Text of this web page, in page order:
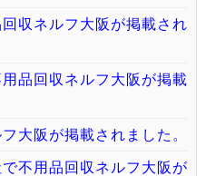
収ネルフ大阪が掲載され
品回収ネルフ大阪が掲載
大阪が掲載されました。
不用品回収ネルフ大阪が